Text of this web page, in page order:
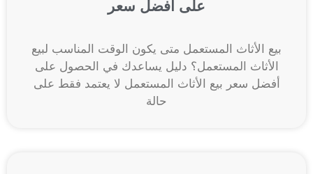
على أفضل سعر
بيع الأثاث المستعمل متى يكون الوقت المناسب لبيع
الأثاث المستعمل؟ دليل يساعدك في الحصول على
أفضل سعر بيع الأثاث المستعمل لا يعتمد فقط على
حالة